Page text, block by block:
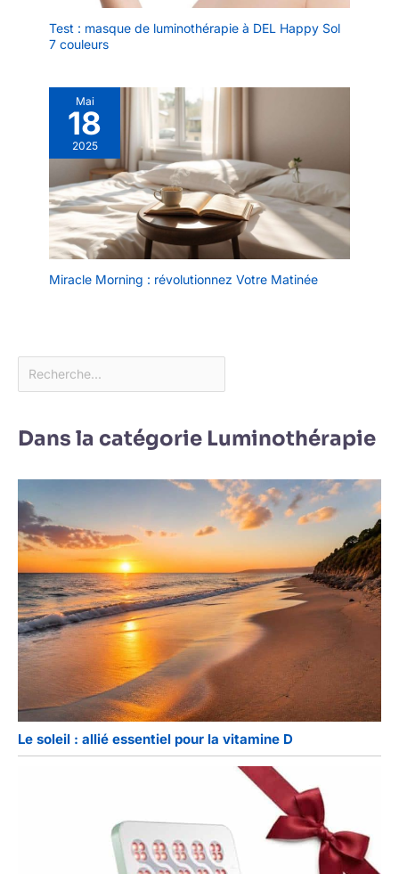
Test : masque de luminothérapie à DEL Happy Sol
7 couleurs
Mai
18
2025
Miracle Morning : révolutionnez Votre Matinée
Dans la catégorie Luminothérapie
Le soleil : allié essentiel pour la vitamine D